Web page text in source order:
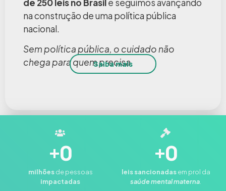
de 250 leis no Brasile seguimos avançando
na construção de uma política pública
nacional.
Sem política pública, o cuidado não
chega para quem precisa.
Saiba mais
+0
milhõesde pessoas
impactadas
+0
leissancionadasem prol da
saúde mental materna